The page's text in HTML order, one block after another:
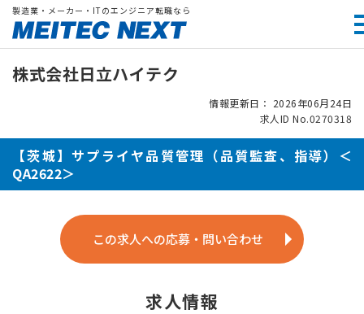
製造業・メーカー・ITのエンジニア転職なら
株式会社日立ハイテク
情報更新日： 2026年06月24日
求人ID No.0270318
【茨城】サプライヤ品質管理（品質監査、指導）＜
QA2622＞
この求人への応募・問い合わせ
求人情報